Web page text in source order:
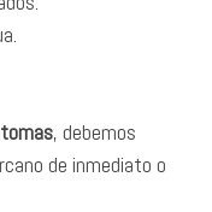
, debemos
de inmediato o